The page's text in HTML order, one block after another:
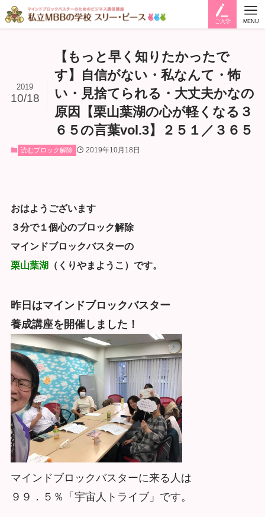
ご入学 MENU
【もっと早く知りたかったで
す】自信がない・私なんて・怖
い・見捨てられる・大丈夫かなの
原因【栗山葉湖の心が軽くなる３
６５の言葉vol.3】２５１／３６５
2019
10/18
読むブロック解除 2019年10月18日
おはようございます
３分で１個心のブロック解除
マインドブロックバスターの
栗山葉湖
（くりやまようこ）です。
昨日はマインドブロックバスター
養成講座を開催しました！
マインドブロックバスターに来る人は
９９．５％「宇宙人トライブ」です。